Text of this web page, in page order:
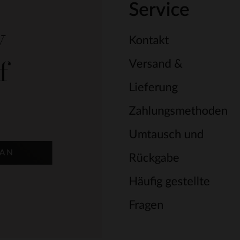
Service
Kontakt
Versand &
Lieferung
Zahlungsmethoden
Umtausch und
Rückgabe
Häufig gestellte
Fragen